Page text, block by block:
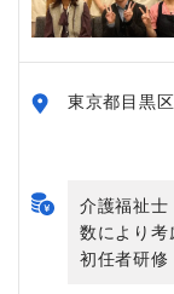
東京都目黒
介護福祉
数により考
初任者研